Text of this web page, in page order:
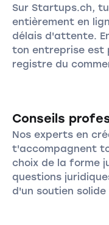
Sur Startups.ch,
entièrement en
délais d'attente.
ton entreprise est
registre du
Conseils
Nos experts en
t'accompagnent
choix de la forme
questions
d'un soutien